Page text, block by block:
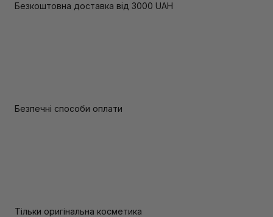
Безкоштовна доставка від 3000 UAH
Безпечні способи оплати
Тільки оригінальна косметика